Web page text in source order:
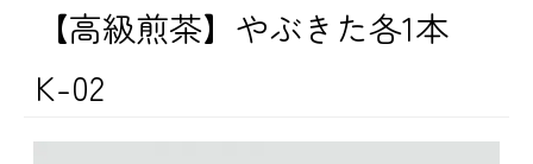
【高級煎茶】やぶきた各1本
K-02